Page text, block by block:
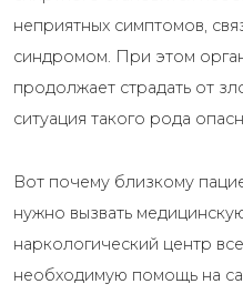
неприятных симптомов,
синдромом. При этом
продолжает страдать от
ситуация такого рода
Вот почему близкому
нужно вызвать
наркологический центр
необходимую помощь на